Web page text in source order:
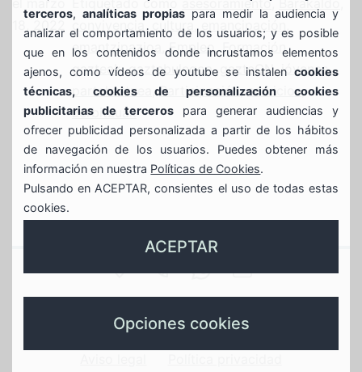
elmarzo
18, 2022
Etiquetado comoasesoramiento,Barakaldo
convivencia, cultura , emancipación
emantzipazioa ,Empleo,Formación,
gazteak,gaztebulegoa, gazteON,jóvenes,
partehartzea
,Participación,servicios,
zerbitzuak
terceros,analíticas propias para medir la audiencia y
analizar el comportamiento de los usuarios; y es posible
que en los contenidos donde incrustamos elementos
ajenos, como vídeos de youtube se instalen cookies
técnicas, cookies de personalización cookies
publicitarias de terceros para generar audiencias y
ofrecer publicidad personalizada a partir de los hábitos
de navegación de los usuarios. Puedes obtener más
información en nuestra Políticas de Cookies.
Pulsando en ACEPTAR, consientes el uso de todas estas
cookies.
ACEPTAR
Opciones cookies